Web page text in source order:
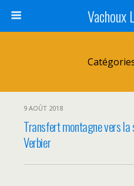
Vachoux
9 AOÛT 2018
Transfert montagne vers
Verbier